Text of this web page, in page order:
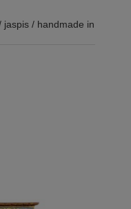
jaspis / handmade in